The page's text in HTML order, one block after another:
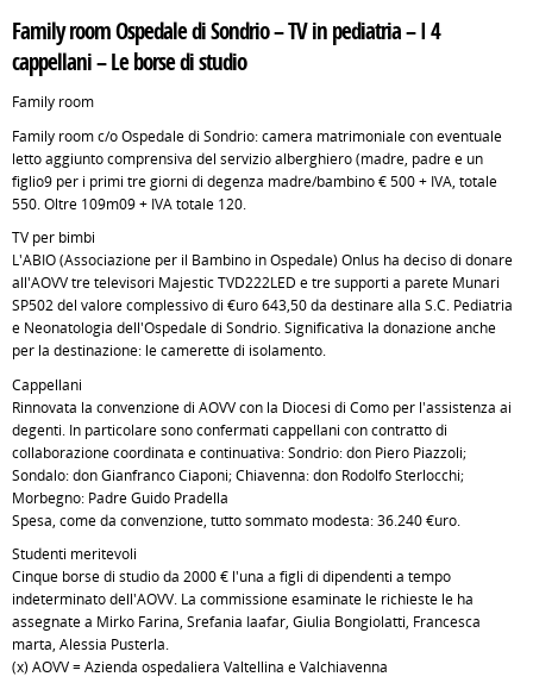
Family room Ospedale di Sondrio – TV in pediatria – I 4
cappellani – Le borse di studio
Family room
Family room c/o Ospedale di Sondrio: camera matrimoniale con eventuale
letto aggiunto comprensiva del servizio alberghiero (madre, padre e un
figlio9 per i primi tre giorni di degenza madre/bambino € 500 + IVA, totale
550. Oltre 109m09 + IVA totale 120.
TV per bimbi
L'ABIO (Associazione per il Bambino in Ospedale) Onlus ha deciso di donare
all'AOVV tre televisori Majestic TVD222LED e tre supporti a parete Munari
SP502 del valore complessivo di €uro 643,50 da destinare alla S.C. Pediatria
e Neonatologia dell'Ospedale di Sondrio. Significativa la donazione anche
per la destinazione: le camerette di isolamento.
Cappellani
Rinnovata la convenzione di AOVV con la Diocesi di Como per l'assistenza ai
degenti. In particolare sono confermati cappellani con contratto di
collaborazione coordinata e continuativa: Sondrio: don Piero Piazzoli;
Sondalo: don Gianfranco Ciaponi; Chiavenna: don Rodolfo Sterlocchi;
Morbegno: Padre Guido Pradella
Spesa, come da convenzione, tutto sommato modesta: 36.240 €uro.
Studenti meritevoli
Cinque borse di studio da 2000 € l'una a figli di dipendenti a tempo
indeterminato dell'AOVV. La commissione esaminate le richieste le ha
assegnate a Mirko Farina, Srefania Iaafar, Giulia Bongiolatti, Francesca
marta, Alessia Pusterla.
(x) AOVV = Azienda ospedaliera Valtellina e Valchiavenna